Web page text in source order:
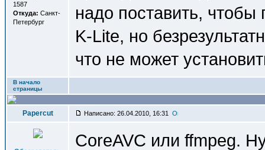
1587
Откуда: Санкт-
Петербург
надо поставить,
K-Lite, но
что не может
В начало
страницы
Papercut Написано: 26.04.2010, 16:31
CoreAVC или ffmpeg.